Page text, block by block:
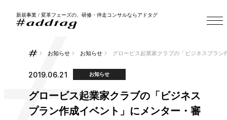
新規事業 / 変革フェーズの、研修・伴走コンサルならアドタグ
お知らせ お知らせ グロービス起業家クラブの「ビジネスプラ
2019.06.21 お知らせ
グロービス起業家クラブの「ビジネス
プラン作成イベント」にメンター・審